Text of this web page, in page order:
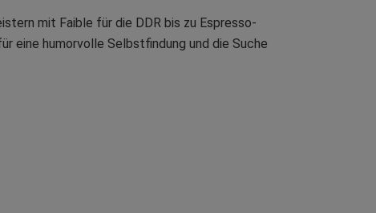
mit Faible für die DDR bis zu Espresso-
eine humorvolle Selbstfindung und die Suche